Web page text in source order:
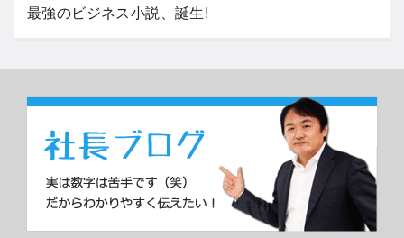
最強のビジネス小説、誕生!